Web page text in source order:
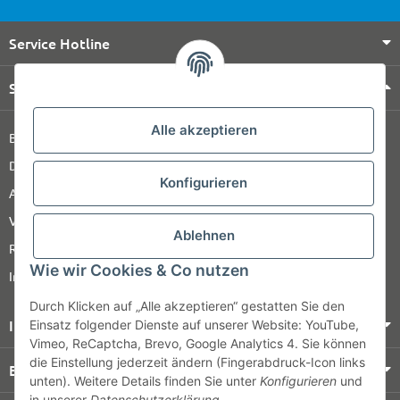
Alle akzeptieren
Konfigurieren
Ablehnen
Wie wir Cookies & Co nutzen
Durch Klicken auf „Alle akzeptieren“ gestatten Sie den
Einsatz folgender Dienste auf unserer Website: YouTube,
Vimeo, ReCaptcha, Brevo, Google Analytics 4. Sie können
die Einstellung jederzeit ändern (Fingerabdruck-Icon links
unten). Weitere Details finden Sie unter Konfigurieren und
Service Hotline
Shop Service
Barrierefreiheitserklärung
Datenschutz
AGB
Versandinformationen
Retour
Impressum
Informationen
Bezahlung & Versand